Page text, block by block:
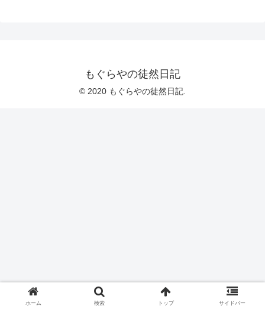
もぐらやの徒然日記
© 2020 もぐらやの徒然日記.
ホーム 検索 トップ サイドバー